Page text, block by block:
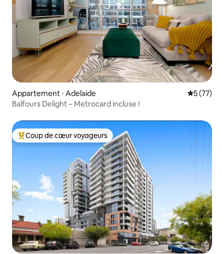
Appartement ⋅ Adelaide
5 (77)
Balfours Delight – Metrocard incluse !
Coups de cœur voyageurs les plus appréciés
Coup de cœur voyageurs